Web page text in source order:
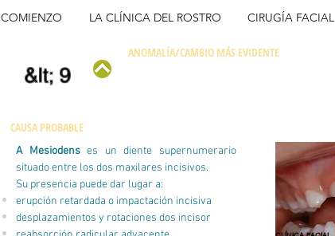
COMIENZO LA CLÍNICA DEL ROSTRO CIRUGÍA FACIAL
&lt; 9
ANOMALÍA/CAMBIO MÁS EVIDENTE
CAUSA PROBABLE
A Mesiodenses un diente supernumerario
situado entre los dos maxilares incisivos.
Su presencia puede dar lugar a:
erupción retardada o impactación incisiva
desplazamientos y rotaciones dos incisor